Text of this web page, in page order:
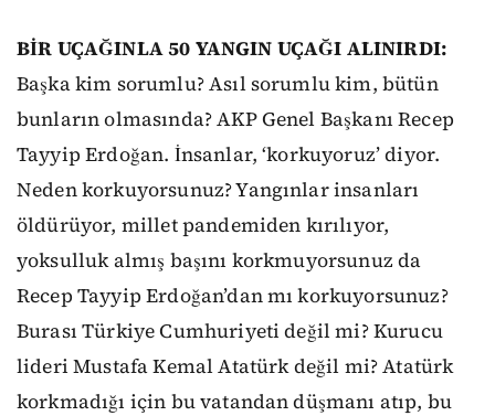
BİR UÇAĞINLA 50 YANGIN UÇAĞI ALINIRDI:
Başka kim sorumlu? Asıl sorumlu kim, bütün
bunların olmasında? AKP Genel Başkanı Recep
Tayyip Erdoğan. İnsanlar, ‘korkuyoruz’ diyor.
Neden korkuyorsunuz? Yangınlar insanları
öldürüyor, millet pandemiden kırılıyor,
yoksulluk almış başını korkmuyorsunuz da
Recep Tayyip Erdoğan’dan mı korkuyorsunuz?
Burası Türkiye Cumhuriyeti değil mi? Kurucu
lideri Mustafa Kemal Atatürk değil mi? Atatürk
korkmadığı için bu vatandan düşmanı atıp, bu